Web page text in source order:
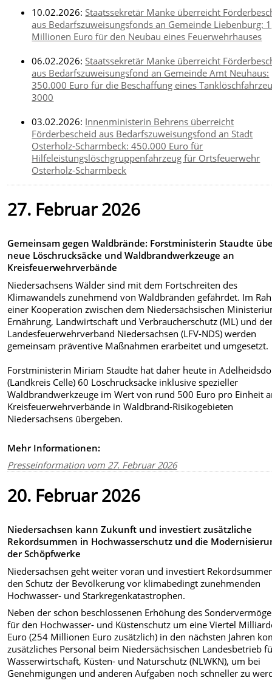
10.02.2026:Staatssekretär Manke überreicht
aus Bedarfszuweisungsfonds an Gemeinde Liebenburg:
Millionen Euro für den Neubau eines Feuerwehrhauses
06.02.2026:Staatssekretär Manke überreicht
aus Bedarfszuweisungsfond an Gemeinde Amt Neuhaus:
350.000 Euro für die Beschaffung eines
3000
03.02.2026: Innenministerin Behrens überreicht
Förderbescheid aus Bedarfszuweisungsfond an Stadt
Osterholz-Scharmbeck: 450.000 Euro für
Hilfeleistungslöschgruppenfahrzeug für Ortsfeuerwehr
Osterholz-Scharmbeck
27. Februar 2026
Gemeinsam gegen Waldbrände: Forstministerin Staudte
neue Löschrucksäcke und Waldbrandwerkzeuge an
Kreisfeuerwehrverbände
Niedersachsens Wälder sind mit dem Fortschreiten des
Klimawandels zunehmend von Waldbränden gefährdet. Im
einer Kooperation zwischen dem Niedersächsischen
Ernährung, Landwirtschaft und Verbraucherschutz (ML) und
Landesfeuerwehrverband Niedersachsen (LFV-NDS) werden
gemeinsam präventive Maßnahmen erarbeitet und umgesetzt.
Forstministerin Miriam Staudte hat daher heute in
(Landkreis Celle) 60 Löschrucksäcke inklusive spezieller
Waldbrandwerkzeuge im Wert von rund 500 Euro pro Einheit
Kreisfeuerwehrverbände in Waldbrand-Risikogebieten
Niedersachsens übergeben.
Mehr Informationen:
Presseinformation vom 27. Februar 2026
20. Februar 2026
Niedersachsen kann Zukunft und investiert zusätzliche
Rekordsummen in Hochwasserschutz und die
der Schöpfwerke
Niedersachsen geht weiter voran und investiert
den Schutz der Bevölkerung vor klimabedingt zunehmenden
Hochwasser- und Starkregenkatastrophen.
Neben der schon beschlossenen Erhöhung des
für den Hochwasser- und Küstenschutz um eine Viertel
Euro (254 Millionen Euro zusätzlich) in den nächsten Jahren
zusätzliches Personal beim Niedersächsischen Landesbetrieb
Wasserwirtschaft, Küsten- und Naturschutz (NLWKN), um bei
Genehmigungen und anderen Aufgaben noch schneller zu